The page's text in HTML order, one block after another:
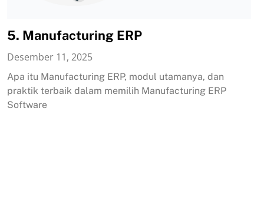
5. Manufacturing ERP
Desember 11, 2025
Apa itu Manufacturing ERP, modul utamanya, dan
praktik terbaik dalam memilih Manufacturing ERP
Software